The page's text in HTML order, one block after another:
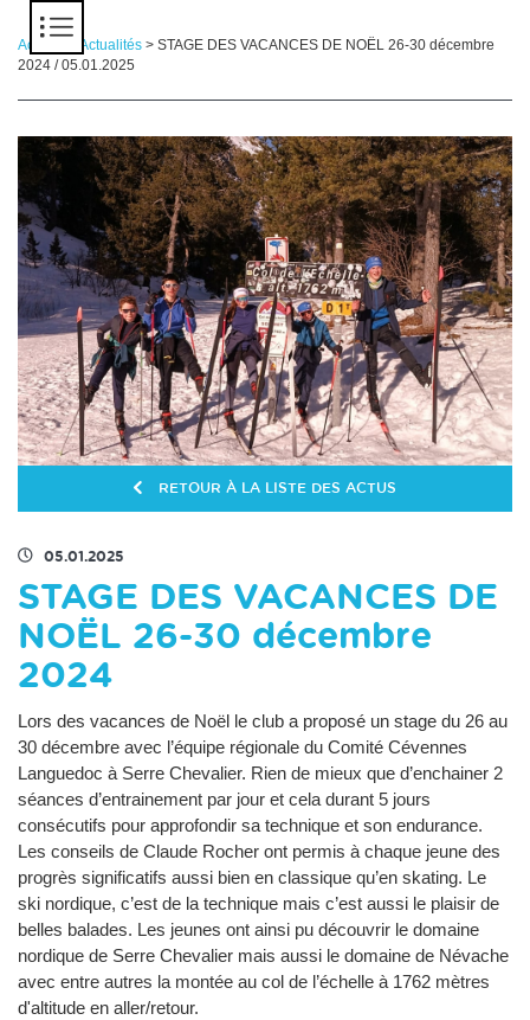
Accueil Actualités > STAGE DES VACANCES DE NOËL 26-30 décembre
2024 / 05.01.2025
RETOUR À LA LISTE DES ACTUS
05.01.2025
STAGE DES VACANCES DE
NOËL 26-30 décembre
2024
Lors des vacances de Noël le club a proposé un stage du 26 au
30 décembre avec l’équipe régionale du Comité Cévennes
Languedoc à Serre Chevalier. Rien de mieux que d’enchainer 2
séances d’entrainement par jour et cela durant 5 jours
consécutifs pour approfondir sa technique et son endurance.
Les conseils de Claude Rocher ont permis à chaque jeune des
progrès significatifs aussi bien en classique qu’en skating. Le
ski nordique, c’est de la technique mais c’est aussi le plaisir de
belles balades. Les jeunes ont ainsi pu découvrir le domaine
nordique de Serre Chevalier mais aussi le domaine de Névache
avec entre autres la montée au col de l’échelle à 1762 mètres
d'altitude en aller/retour.